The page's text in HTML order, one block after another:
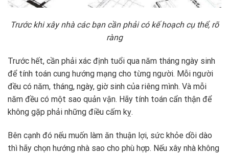
Trước khi xây nhà các bạn cần phải có kế hoạch cụ thể, rõ
ràng
Trước hết, cần phải xác định tuổi qua năm tháng ngày sinh
để tính toán cung hướng mạng cho từng người. Mỗi người
đều có năm, tháng, ngày, giờ sinh của riêng mình. Và mỗi
năm đều có một sao quản vận. Hãy tính toán cẩn thận để
không gặp phải những điều cấm kỵ.
Bên cạnh đó nếu muốn làm ăn thuận lợi, sức khỏe dồi dào
thì hãy chọn hướng nhà sao cho phù hợp. Nếu xây nhà không